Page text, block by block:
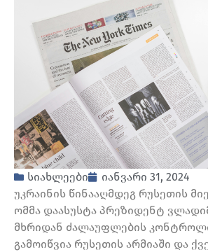
სიახლეები
იანვარი 31, 2024
უკრაინის წინააღმდეგ რუსეთის
ომმა დაასუსტა პრეზიდენტ
მხრიდან ძალაუფლების
გამოიწვია რუსეთის არმიაში და